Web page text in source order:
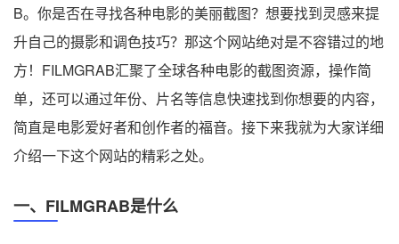
B。你是否在寻找各种电影的美丽截图？想要找到灵感来提
升自己的摄影和调色技巧？那这个网站绝对是不容错过的地
方！FILMGRAB汇聚了全球各种电影的截图资源，操作简
单，还可以通过年份、片名等信息快速找到你想要的内容，
简直是电影爱好者和创作者的福音。接下来我就为大家详细
介绍一下这个网站的精彩之处。
一、FILMGRAB是什么